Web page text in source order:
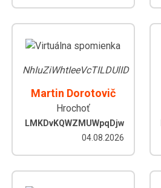
NhIuZiWhtIeeVcTILDUlID
Martin Dorotovič
Hrochoť
LMKDvKQWZMUWpqDjw
04.08.2026